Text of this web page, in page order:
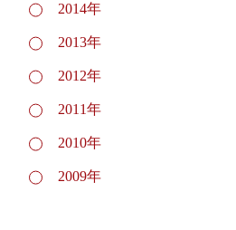
2014年
2013年
2012年
2011年
2010年
2009年